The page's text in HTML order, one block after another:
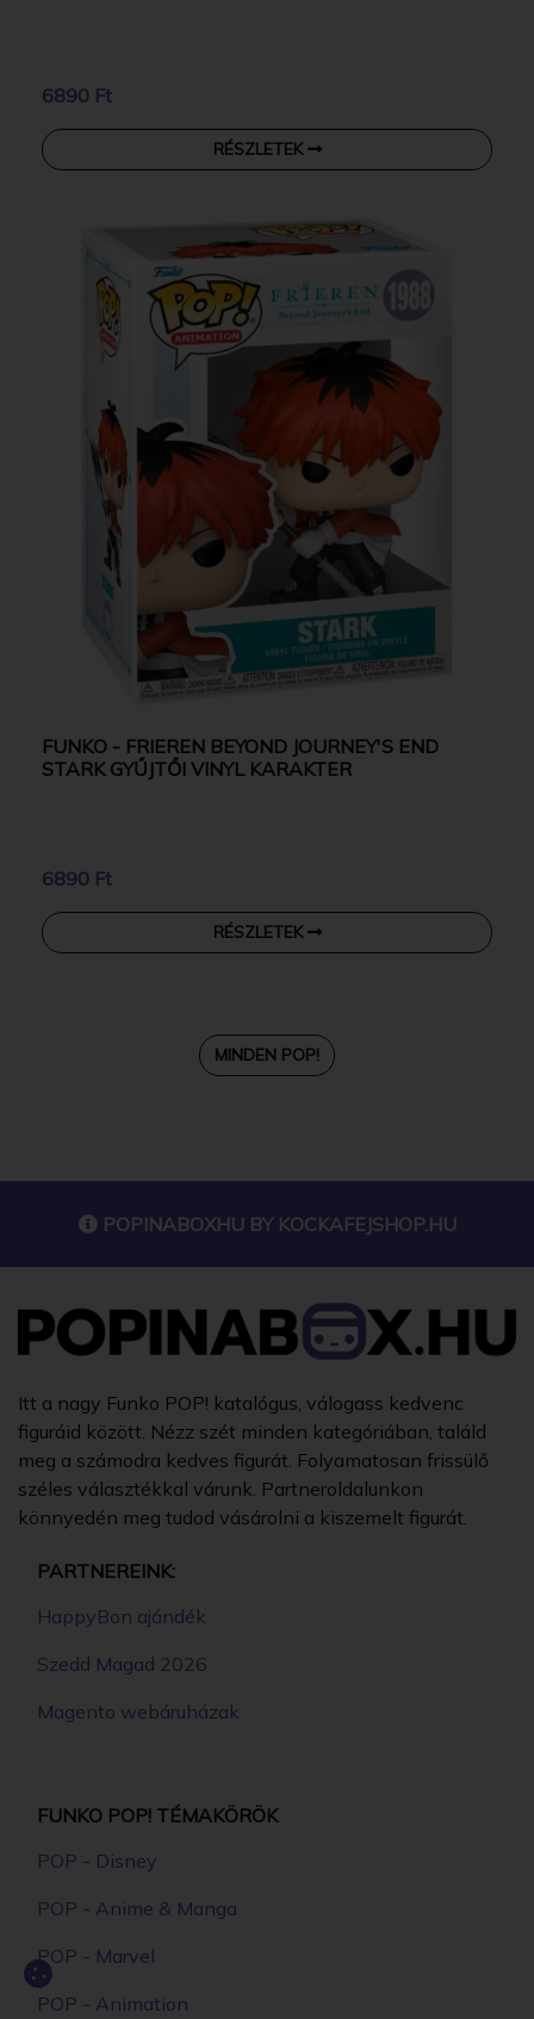
6890 Ft
RÉSZLETEK
FUNKO - FRIEREN BEYOND JOURNEY'S END
STARK GYŰJTŐI VINYL KARAKTER
6890 Ft
RÉSZLETEK
MINDEN POP!
POPINABOXHU BY KOCKAFEJSHOP.HU
Itt a nagy Funko POP! katalógus, válogass kedvenc
figuráid között. Nézz szét minden kategóriában, találd
meg a számodra kedves figurát. Folyamatosan frissülő
széles választékkal várunk. Partneroldalunkon
könnyedén meg tudod vásárolni a kiszemelt figurát.
PARTNEREINK:
HappyBon ajándék
Szedd Magad 2026
Magento webáruházak
FUNKO POP! TÉMAKÖRÖK
POP - Disney
POP - Anime & Manga
POP - Marvel
POP - Animation